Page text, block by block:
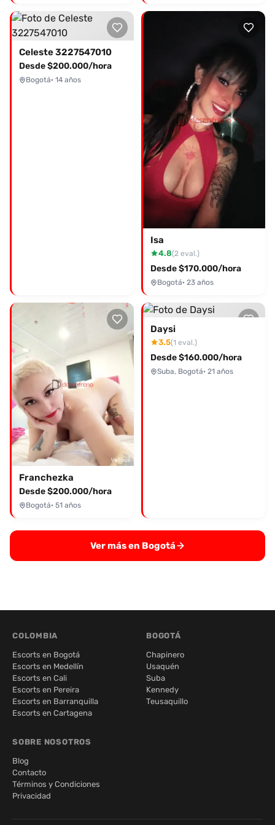
Celeste 3227547010
Desde $200.000/hora
Bogotá· 14 años
Isa
4.8(2 eval.)
Desde $170.000/hora
Bogotá· 23 años
Franchezka
Desde $200.000/hora
Bogotá· 51 años
Daysi
3.5(1 eval.)
Desde $160.000/hora
Suba, Bogotá· 21 años
Ver más en Bogotá
COLOMBIA
Escorts en Bogotá
Escorts en Medellín
Escorts en Cali
Escorts en Pereira
Escorts en Barranquilla
Escorts en Cartagena
BOGOTÁ
Chapinero
Usaquén
Suba
Kennedy
Teusaquillo
SOBRE NOSOTROS
Blog
Contacto
Términos y Condiciones
Privacidad